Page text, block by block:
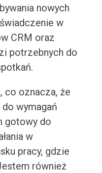
nowych
w
CRM oraz
potrzebnych do
co oznacza, że
wymagań
gotowy do
w
pracy, gdzie
również